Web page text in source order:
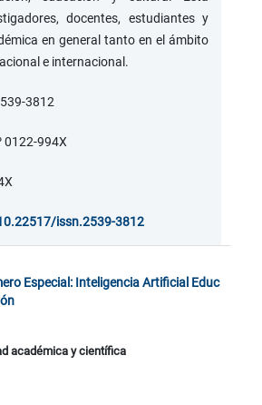
docentes, estudiantes y
en general tanto en el ámbito
e internacional.
3812
0122-994X
issn.2539-3812
Especial: Inteligencia Artificial Educ
académica y científica